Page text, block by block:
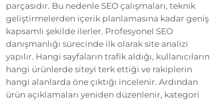
parçasıdır. Bu nedenle SEO çalışmaları, teknik
geliştirmelerden içerik planlamasına kadar geniş
kapsamlı şekilde ilerler. Profesyonel SEO
danışmanlığı sürecinde ilk olarak site analizi
yapılır. Hangi sayfaların trafik aldığı, kullanıcıların
hangi ürünlerde siteyi terk ettiği ve rakiplerin
hangi alanlarda öne çıktığı incelenir. Ardından
ürün açıklamaları yeniden düzenlenir, kategori